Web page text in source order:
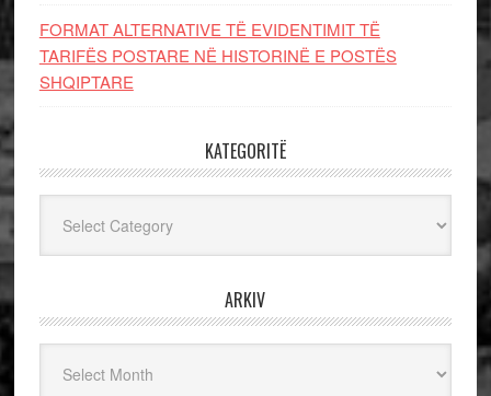
FORMAT ALTERNATIVE TË EVIDENTIMIT TË
TARIFËS POSTARE NË HISTORINË E POSTËS
SHQIPTARE
KATEGORITË
ARKIV